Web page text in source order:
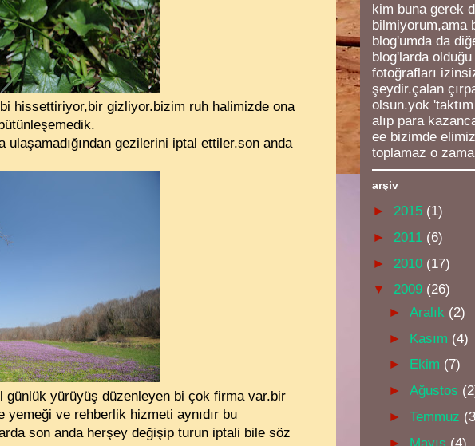
hissettiriyor,bir gizliyor.bizim ruh halimizde ona
gezilerini iptal ettiler.son anda
yürüyüş düzenleyen bi çok firma var.bir
yemeği ve rehberlik hizmeti aynıdır bu
son anda herşey değişip turun iptali bile söz
kim buna gerek
bilmiyorum,ama
blog'umda da
blog'larda
fotoğrafları
şeydir.çalan
olsun.yok
alıp para
ee bizimde
toplamaz o
arşiv
► 2015 (1)
► 2011 (6)
► 2010 (17)
▼ 2009 (26)
►Aralık (2)
► Kasım (4)
►
Ekim (7)
►Ağustos
►Temmuz
► Mayıs (4)